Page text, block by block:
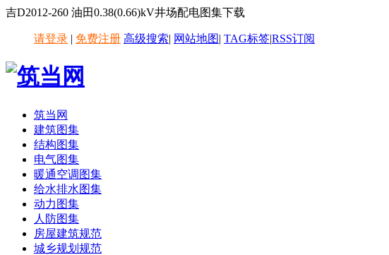
吉D2012-260 油田0.38(0.66)kV井场配电图集下载
请登录 | 免费注册 高级搜索| 网站地图| TAG标签|RSS订阅
筑当网
建筑图集
结构图集
电气图集
暖通空调图集
给水排水图集
动力图集
人防图集
房屋建筑规范
城乡规划规范